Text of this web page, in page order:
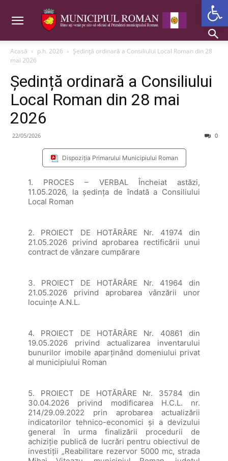
Acasă p.h. 2026
Ședință ordinară a Consiliului Local Roman din 28
mai 2026
Ședință ordinară a Consiliului
Local Roman din 28 mai
2026
22/05/2026 0
Dispoziția Primarului Municipiului Roman
1. PROCES – VERBAL Încheiat astăzi,
11.05.2026, la şedinţa de îndată a Consiliului
Local Roman
2. PROIECT DE HOTĂRÂRE Nr. 41974 din
21.05.2026 privind aprobarea rectificării unui
contract de vânzare cumpărare
3. PROIECT DE HOTĂRÂRE Nr. 41964 din
21.05.2026 privind aprobarea vânzării unor
locuințe A.N.L.
4. PROIECT DE HOTĂRÂRE Nr. 40861 din
19.05.2026 privind actualizarea inventarului
bunurilor imobile aparținând domeniului privat
al municipiului Roman
5. PROIECT DE HOTĂRÂRE Nr. 35784 din
30.04.2026 privind modificarea H.C.L. nr.
214/29.09.2022 prin aprobarea actualizării
indicatorilor tehnico-economici și a devizului
general în urma finalizării procedurii de
achiziție publică de lucrări pentru obiectivul de
investiții „Reabilitare rezervor 5000 mc, strada